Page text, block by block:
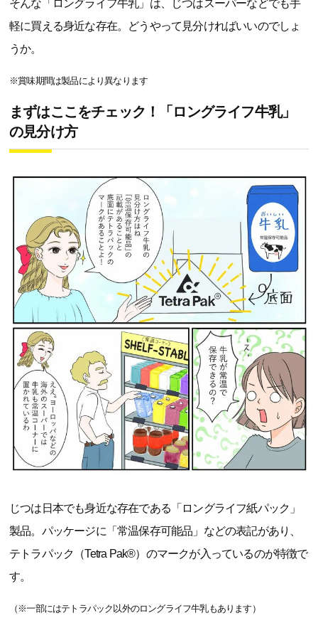
そんな「ロングライフ牛乳」は、じつはスーパーなどでも手
軽に買える身近な存在。どうやって見分ければいいのでしょ
うか。
※賞味期間は製品により異なります
まずはここをチェック！「ロングライフ牛乳」
の見分け方
じつは日本でも身近な存在である「ロングライフ紙パック」
製品。パッケージに「常温保存可能品」などの表記があり、
テトラパック（Tetra Pak®）のマークが入っているのが特徴で
す。
（※一部にはテトラパック以外のロングライフ牛乳もあります）